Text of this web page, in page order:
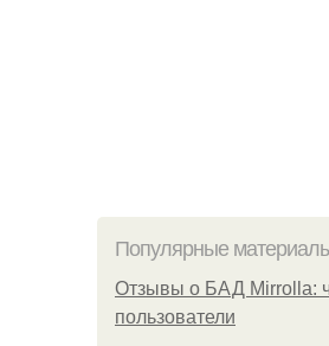
Популярные
Отзывы о БАД Mirrolla:
пользователи